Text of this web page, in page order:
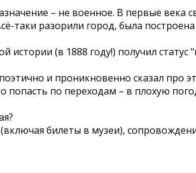
– не военное. В первые века
таки разорили город, была
(в 1888 году!) получил статус
и проникновенно сказал про
по переходам – в плохую
билеты в музеи),